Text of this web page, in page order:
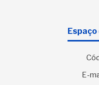
E-